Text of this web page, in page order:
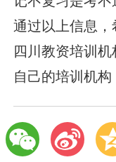
通过以上信息
四川教资培训
自己的培训机构